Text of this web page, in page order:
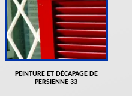
PEINTURE ET DÉCAPAGE DE
PERSIENNE 33